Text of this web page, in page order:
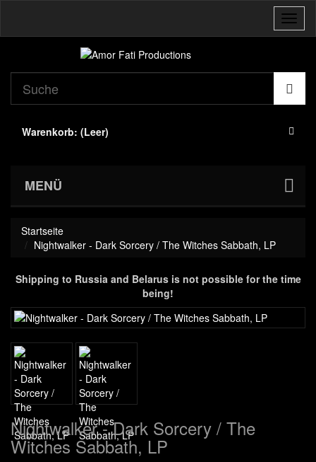
Warenkorb: (Leer)
MENÜ
Startseite
Nightwalker - Dark Sorcery / The Witches Sabbath, LP
Shipping to Russia and Belarus is not possible for the time
being!
Nightwalker - Dark Sorcery / The
Witches Sabbath, LP